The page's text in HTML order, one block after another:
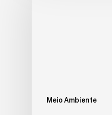
Meio Ambiente